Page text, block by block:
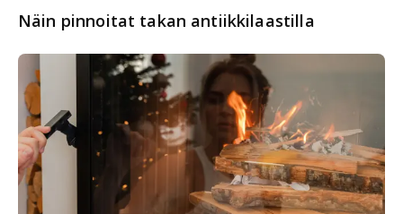
Näin pinnoitat takan antiikkilaastilla